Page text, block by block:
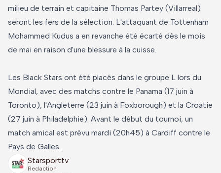
milieu de terrain et capitaine Thomas Partey (Villarreal)
seront les fers de la sélection. L'attaquant de Tottenham
Mohammed Kudus a en revanche été écarté dès le mois
de mai en raison d'une blessure à la cuisse.
Les Black Stars ont été placés dans le groupe L lors du
Mondial, avec des matchs contre le Panama (17 juin à
Toronto), l'Angleterre (23 juin à Foxborough) et la Croatie
(27 juin à Philadelphie). Avant le début du tournoi, un
match amical est prévu mardi (20h45) à Cardiff contre le
Pays de Galles.
Starsporttv
Redaction